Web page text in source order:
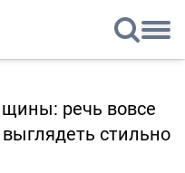
речь вовсе
стильно